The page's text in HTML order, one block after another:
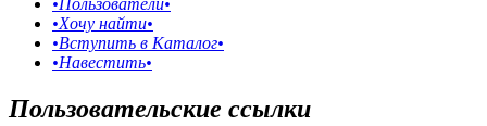
•Хочу найти•
•Вступить в Каталог•
•Навестить•
Пользовательские ссылки